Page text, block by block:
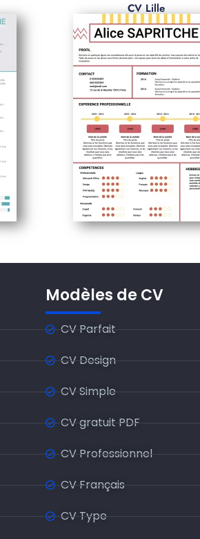
CV Lille
Modèles de CV
CV Parfait
CV Design
CV Simple
CV gratuit PDF
CV Professionnel
CV Français
CV Type